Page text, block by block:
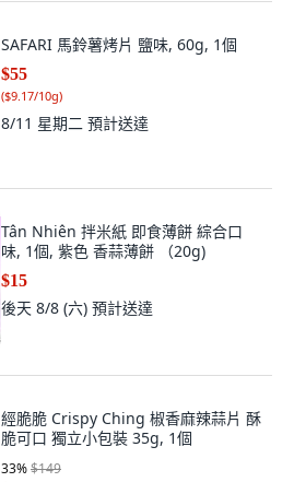
SAFARI 馬鈴薯烤片 鹽味, 60g, 1個
$55
($9.17/10g)
8/11 星期二 預計送達
Tân Nhiên 拌米紙 即食薄餅 綜合口
味, 1個, 紫色 香蒜薄餅 （20g)
$15
後天 8/8 (六) 預計送達
經脆脆 Crispy Ching 椒香麻辣蒜片 酥
脆可口 獨立小包裝 35g, 1個
33%$149